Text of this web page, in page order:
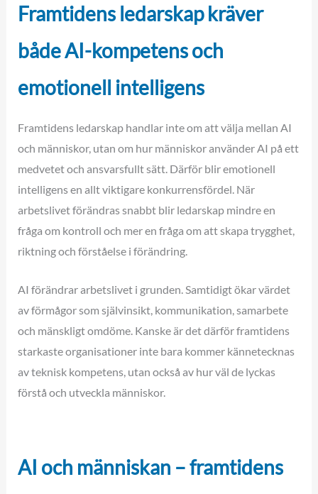
Framtidens ledarskap kräver
både AI-kompetens och
emotionell intelligens
Framtidens ledarskap handlar inte om att välja mellan AI
och människor, utan om hur människor använder AI på ett
medvetet och ansvarsfullt sätt. Därför blir emotionell
intelligens en allt viktigare konkurrensfördel. När
arbetslivet förändras snabbt blir ledarskap mindre en
fråga om kontroll och mer en fråga om att skapa trygghet,
riktning och förståelse i förändring.
AI förändrar arbetslivet i grunden. Samtidigt ökar värdet
av förmågor som självinsikt, kommunikation, samarbete
och mänskligt omdöme. Kanske är det därför framtidens
starkaste organisationer inte bara kommer kännetecknas
av teknisk kompetens, utan också av hur väl de lyckas
förstå och utveckla människor.
AI och människan – framtidens